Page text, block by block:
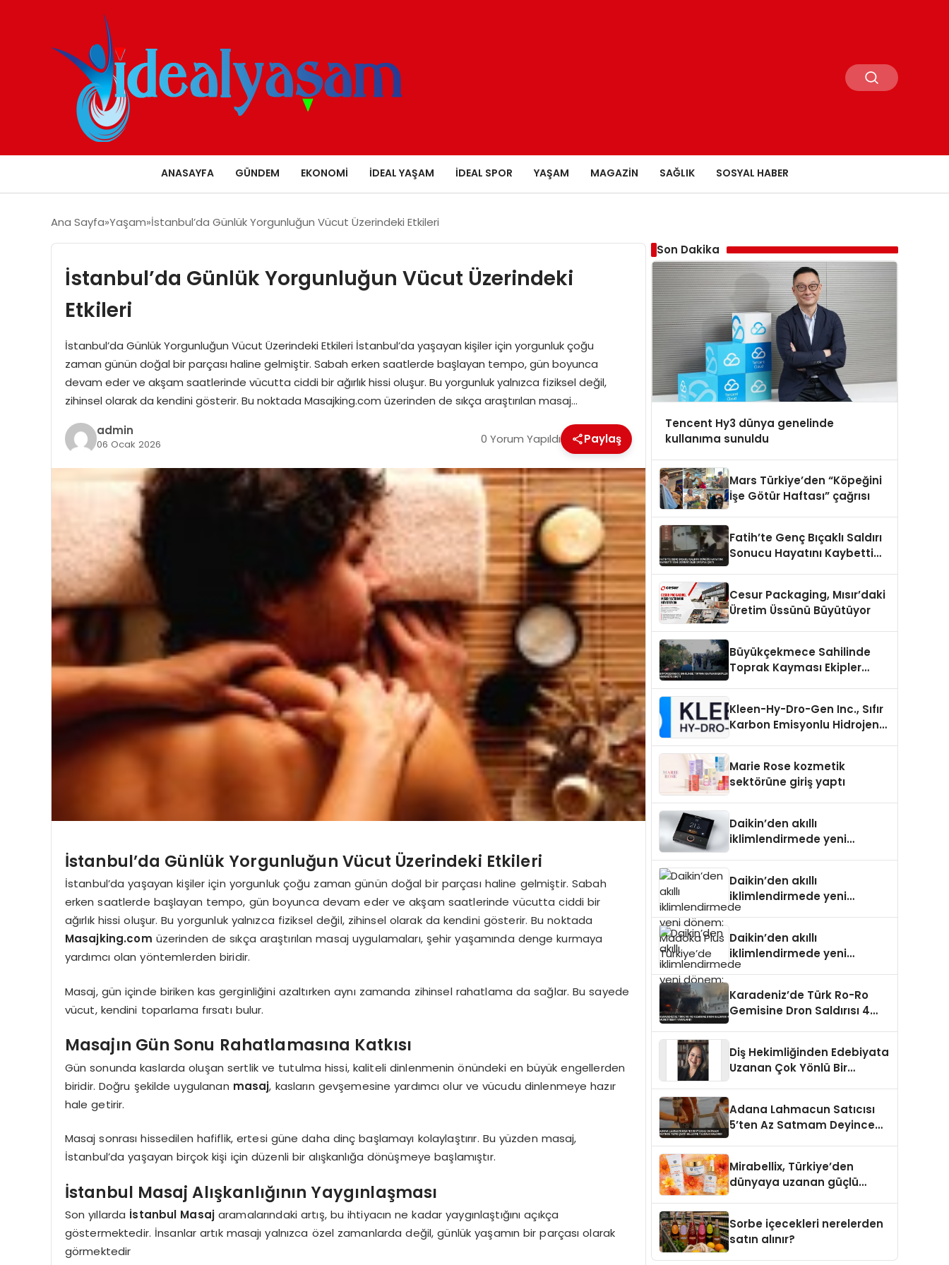
ANASAYFA GÜNDEM EKONOMI İDEAL YAŞAM İDEAL SPOR YAŞAM MAGAZIN SAĞLIK SOSYAL HABER
Ana Sayfa Yaşam İstanbul’da Günlük Yorgunluğun Vücut Üzerindeki Etkileri
İstanbul’da Günlük Yorgunluğun Vücut Üzerindeki
Etkileri
İstanbul’da Günlük Yorgunluğun Vücut Üzerindeki Etkileri İstanbul’da yaşayan kişiler için yorgunluk çoğu
zaman günün doğal bir parçası haline gelmiştir. Sabah erken saatlerde başlayan tempo, gün boyunca
devam eder ve akşam saatlerinde vücutta ciddi bir ağırlık hissi oluşur. Bu yorgunluk yalnızca fiziksel değil,
zihinsel olarak da kendini gösterir. Bu noktada Masajking.com üzerinden de sıkça araştırılan masaj…
admin
06 Ocak 2026 0 Yorum Yapıldı Paylaş
İstanbul’da Günlük Yorgunluğun Vücut Üzerindeki Etkileri
İstanbul’da yaşayan kişiler için yorgunluk çoğu zaman günün doğal bir parçası haline gelmiştir. Sabah
erken saatlerde başlayan tempo, gün boyunca devam eder ve akşam saatlerinde vücutta ciddi bir
ağırlık hissi oluşur. Bu yorgunluk yalnızca fiziksel değil, zihinsel olarak da kendini gösterir. Bu noktada
Masajking.com üzerinden de sıkça araştırılan masaj uygulamaları, şehir yaşamında denge kurmaya
yardımcı olan yöntemlerden biridir.
Masaj, gün içinde biriken kas gerginliğini azaltırken aynı zamanda zihinsel rahatlama da sağlar. Bu sayede
vücut, kendini toparlama fırsatı bulur.
Masajın Gün Sonu Rahatlamasına Katkısı
Gün sonunda kaslarda oluşan sertlik ve tutulma hissi, kaliteli dinlenmenin önündeki en büyük engellerden
biridir. Doğru şekilde uygulanan masaj, kasların gevşemesine yardımcı olur ve vücudu dinlenmeye hazır
hale getirir.
Masaj sonrası hissedilen hafiflik, ertesi güne daha dinç başlamayı kolaylaştırır. Bu yüzden masaj,
İstanbul’da yaşayan birçok kişi için düzenli bir alışkanlığa dönüşmeye başlamıştır.
İstanbul Masaj Alışkanlığının Yaygınlaşması
Son yıllarda İstanbul Masaj aramalarındaki artış, bu ihtiyacın ne kadar yaygınlaştığını açıkça
göstermektedir. İnsanlar artık masajı yalnızca özel zamanlarda değil, günlük yaşamın bir parçası olarak
görmektedir
Son Dakika
Tencent Hy3 dünya genelinde
kullanıma sunuldu
Mars Türkiye’den “Köpeğini
İşe Götür Haftası” çağrısı
Fatih’te Genç Bıçaklı Saldırı
Sonucu Hayatını Kaybetti
Cesur Packaging, Mısır’daki
Üretim Üssünü Büyütüyor
Büyükçekmece Sahilinde
Toprak Kayması Ekipler
Kleen-Hy-Dro-Gen Inc., Sıfır
Karbon Emisyonlu Hidrojen
Aldı
Marie Rose kozmetik
sektörüne giriş yaptı
Daikin’den akıllı
iklimlendirmede yeni
Daikin’den akıllı
iklimlendirmede yeni
dönem: Madoka Plus
Daikin’den akıllı
iklimlendirmede yeni
dönem: Madoka Plus
Karadeniz’de Türk Ro-Ro
Gemisine Dron Saldırısı 4
Diş Hekimliğinden Edebiyata
Uzanan Çok Yönlü Bir
Adana Lahmacun Satıcısı
5’ten Az Satmam Deyince
Mirabellix, Türkiye’den
dünyaya uzanan güçlü
Sorbe içecekleri nerelerden
satın alınır?